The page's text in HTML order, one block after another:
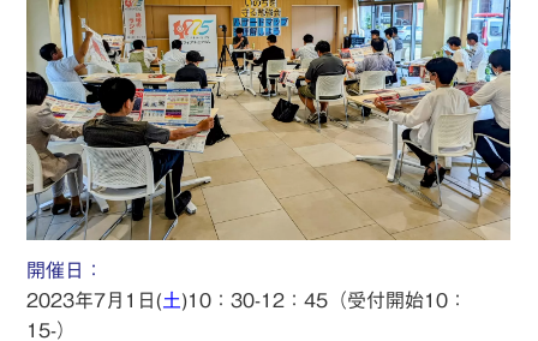
開催日：
2023年7月1日(土)10：30-12：45（受付開始10：
15-）